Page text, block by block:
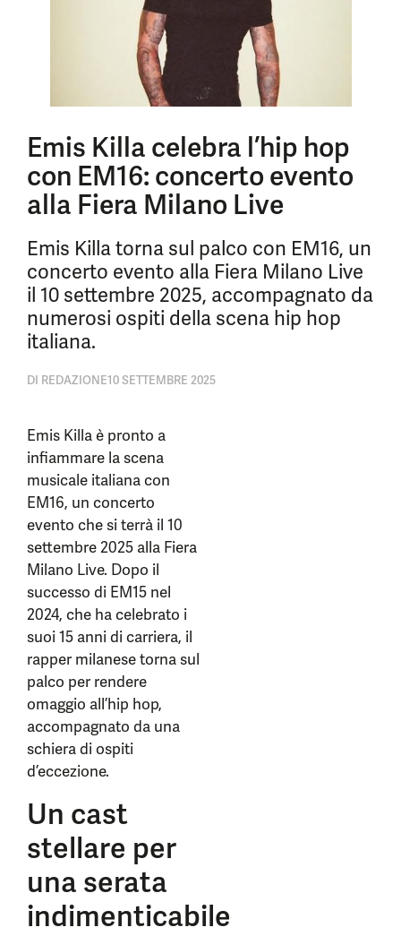
Emis Killa celebra l’hip hop
con EM16: concerto evento
alla Fiera Milano Live
Emis Killa torna sul palco con EM16, un
concerto evento alla Fiera Milano Live
il 10 settembre 2025, accompagnato da
numerosi ospiti della scena hip hop
italiana.
DI REDAZIONE10 SETTEMBRE 2025
Emis Killa è pronto a
infiammare la scena
musicale italiana con
EM16, un concerto
evento che si terrà il 10
settembre 2025 alla Fiera
Milano Live. Dopo il
successo di EM15 nel
2024, che ha celebrato i
suoi 15 anni di carriera, il
rapper milanese torna sul
palco per rendere
omaggio all’hip hop,
accompagnato da una
schiera di ospiti
d’eccezione.
Un cast
stellare per
una serata
indimenticabile